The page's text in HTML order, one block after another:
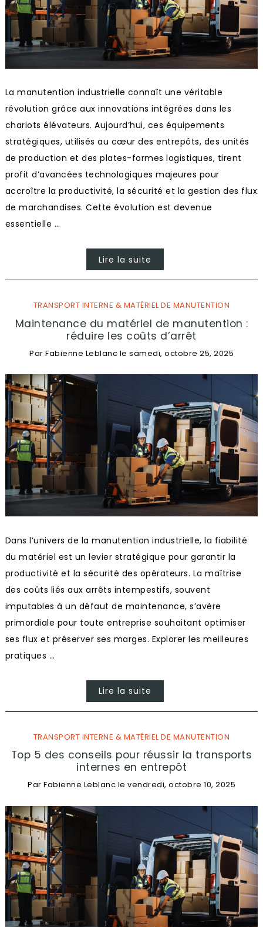
La manutention industrielle connaît une véritable
révolution grâce aux innovations intégrées dans les
chariots élévateurs. Aujourd’hui, ces équipements
stratégiques, utilisés au cœur des entrepôts, des unités
de production et des plates-formes logistiques, tirent
profit d’avancées technologiques majeures pour
accroître la productivité, la sécurité et la gestion des flux
de marchandises. Cette évolution est devenue
essentielle …
Lire la suite
TRANSPORT INTERNE & MATÉRIEL DE MANUTENTION
Maintenance du matériel de manutention :
réduire les coûts d’arrêt
Par Fabienne Leblanc le samedi, octobre 25, 2025
Dans l’univers de la manutention industrielle, la fiabilité
du matériel est un levier stratégique pour garantir la
productivité et la sécurité des opérateurs. La maîtrise
des coûts liés aux arrêts intempestifs, souvent
imputables à un défaut de maintenance, s’avère
primordiale pour toute entreprise souhaitant optimiser
ses flux et préserver ses marges. Explorer les meilleures
pratiques …
Lire la suite
TRANSPORT INTERNE & MATÉRIEL DE MANUTENTION
Top 5 des conseils pour réussir la transports
internes en entrepôt
Par Fabienne Leblanc le vendredi, octobre 10, 2025